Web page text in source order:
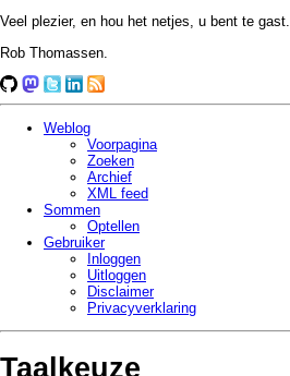
Veel plezier, en hou het netjes, u bent te gast.
Rob Thomassen.
Weblog
Voorpagina
Zoeken
Archief
XML feed
Sommen
Optellen
Gebruiker
Inloggen
Uitloggen
Disclaimer
Privacy­verklaring
Taalkeuze